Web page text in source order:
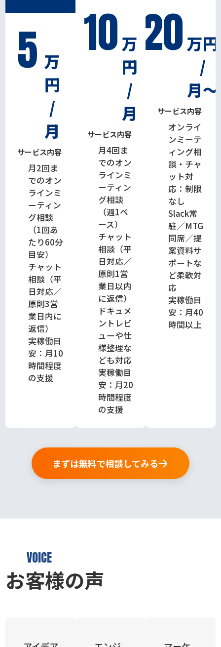
5 万
円
/
月
サービス内容
月2回ま
でのオン
ラインミ
ーティン
グ相談
（1回あ
たり60分
目安）
チャット
相談（平
日対応／
原則3営
業日内に
返信）
実稼働目
安：月10
時間程度
の支援
10 万
円
/
月
サービス内容
月4回ま
でのオン
ラインミ
ーティン
グ相談
（週1ペ
ース）
チャット
相談（平
日対応／
原則1営
業日以内
に返信）
ドキュメ
ントレビ
ューや仕
様整理な
ども対応
実稼働目
安：月20
時間程度
の支援
20 万円
/
月〜
サービス内容
オンライ
ンミーテ
ィング相
談・チャ
ット対
応：制限
なし
Slack常
駐／MTG
同席／提
案資料サ
ポートな
ど柔軟対
応
実稼働目
安：月40
時間以上
まずは無料で相談してみる
VOICE
お客様の声